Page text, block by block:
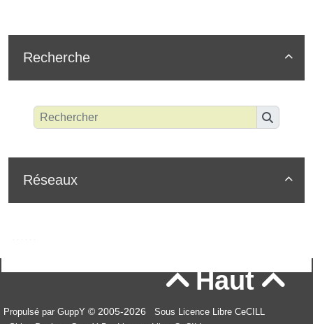

Recherche

Réseaux
Haut
Propulsé par GuppY © 2005-2026
Sous Licence Libre CeCILL